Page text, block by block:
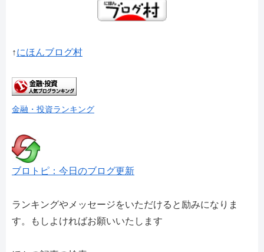
↑にほんブログ村
金融・投資ランキング
ブロトピ：今日のブログ更新
ランキングやメッセージをいただけると励みになりま
す。もしよければお願いいたします